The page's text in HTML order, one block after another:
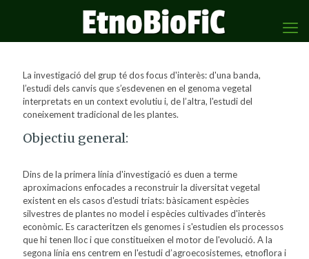
La investigació del grup té dos focus d'interès: d'una banda,
l’estudi dels canvis que s’esdevenen en el genoma vegetal
interpretats en un context evolutiu i, de l’altra, l'estudi del
coneixement tradicional de les plantes.
Objectiu general:
Dins de la primera línia d'investigació es duen a terme
aproximacions enfocades a reconstruir la diversitat vegetal
existent en els casos d'estudi triats: bàsicament espècies
silvestres de plantes no model i espècies cultivades d'interès
econòmic. Es caracteritzen els genomes i s'estudien els processos
que hi tenen lloc i que constitueixen el motor de l'evolució. A la
segona línia ens centrem en l'estudi d’agroecosistemes, etnoflora i